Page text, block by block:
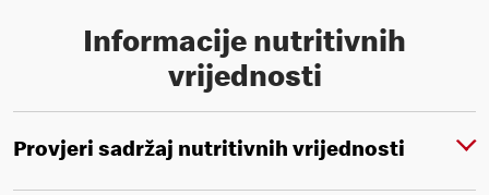
Informacije nutritivnih
vrijednosti
Provjeri sadržaj nutritivnih vrijednosti